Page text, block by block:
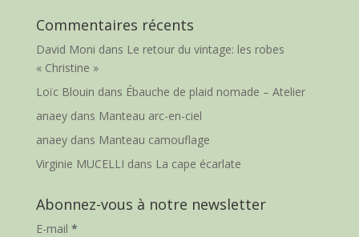
Commentaires récents
David Moni dans Le retour du vintage: les robes
« Christine »
Loïc Blouin dans Ébauche de plaid nomade – Atelier
anaeydans Manteau arc-en-ciel
anaeydans Manteau camouflage
Virginie MUCELLI dans La cape écarlate
Abonnez-vous à notre newsletter
E-mail *